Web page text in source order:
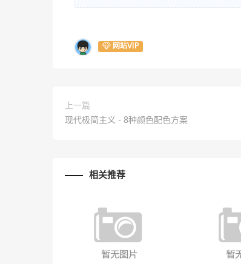
网站VIP
上一篇
现代极简主义 - 8种颜色配色方案
相关推荐